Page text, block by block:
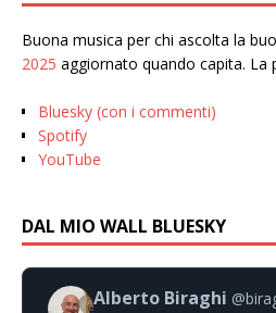
Buona musica per chi ascolta la
2025 aggiornato quando capita. La
Bluesky (con i commenti)
Spotify
YouTube
DAL MIO WALL BLUESKY
Alberto Biraghi